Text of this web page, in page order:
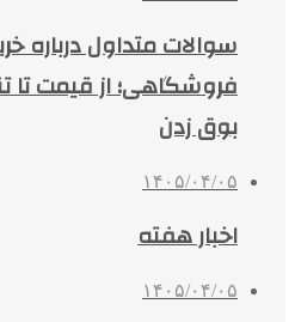
سوالات متداول درباره
فروشگاهی؛ از قیمت
بوق زدن
۱۴۰۵/۰۴/۰۵
اخبار هفته
۱۴۰۵/۰۴/۰۵